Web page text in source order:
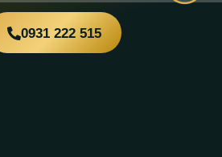
0931 222 515